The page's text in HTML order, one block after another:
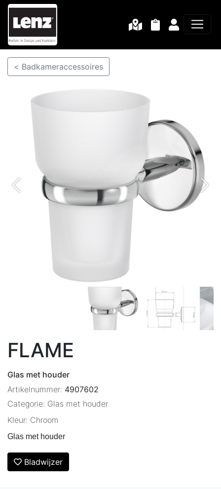
< Badkameraccessoires
FLAME
Glas met houder
Artikelnummer: 4907602
Categorie: Glas met houder
Kleur: Chroom
Glas met houder
Bladwijzer